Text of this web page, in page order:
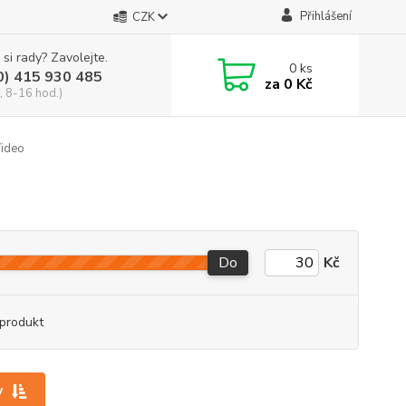
CZK Přihlášení
rady? Zavolejte.
415 930 485
8-16 hod.)
0ks
za 0 Kč
Do Kč